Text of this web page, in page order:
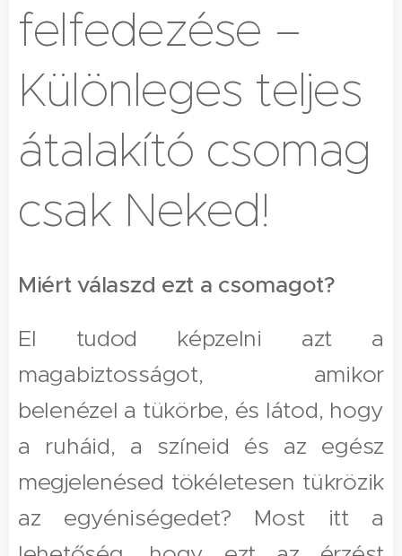
felfedezése –
Különleges teljes
átalakító csomag
csak Neked!
Miért válaszd ezt a csomagot?
El tudod képzelni azt a
magabiztosságot, amikor
belenézel a tükörbe, és látod, hogy
a ruháid, a színeid és az egész
megjelenésed tökéletesen tükrözik
az egyéniségedet? Most itt a